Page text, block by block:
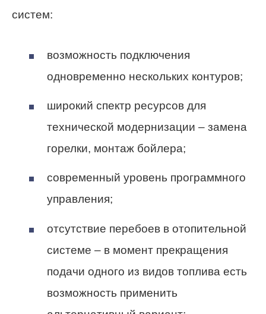
систем:
возможность подключения
одновременно нескольких контуров;
широкий спектр ресурсов для
технической модернизации – замена
горелки, монтаж бойлера;
современный уровень программного
управления;
отсутствие перебоев в отопительной
системе – в момент прекращения
подачи одного из видов топлива есть
возможность применить